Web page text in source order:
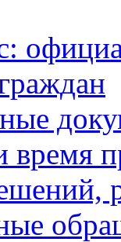
время